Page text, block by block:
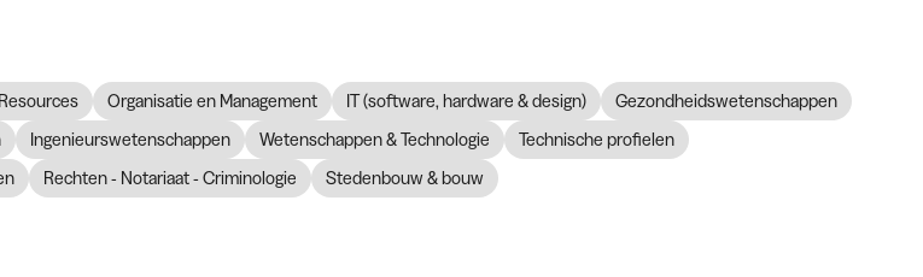
Organisatie en Management IT (software, hardware & design)
Gezondheidswetenschappen
Ingenieurswetenschappen Wetenschappen & Technologie
Technische profielen
Rechten - Notariaat - Criminologie Stedenbouw & bouw